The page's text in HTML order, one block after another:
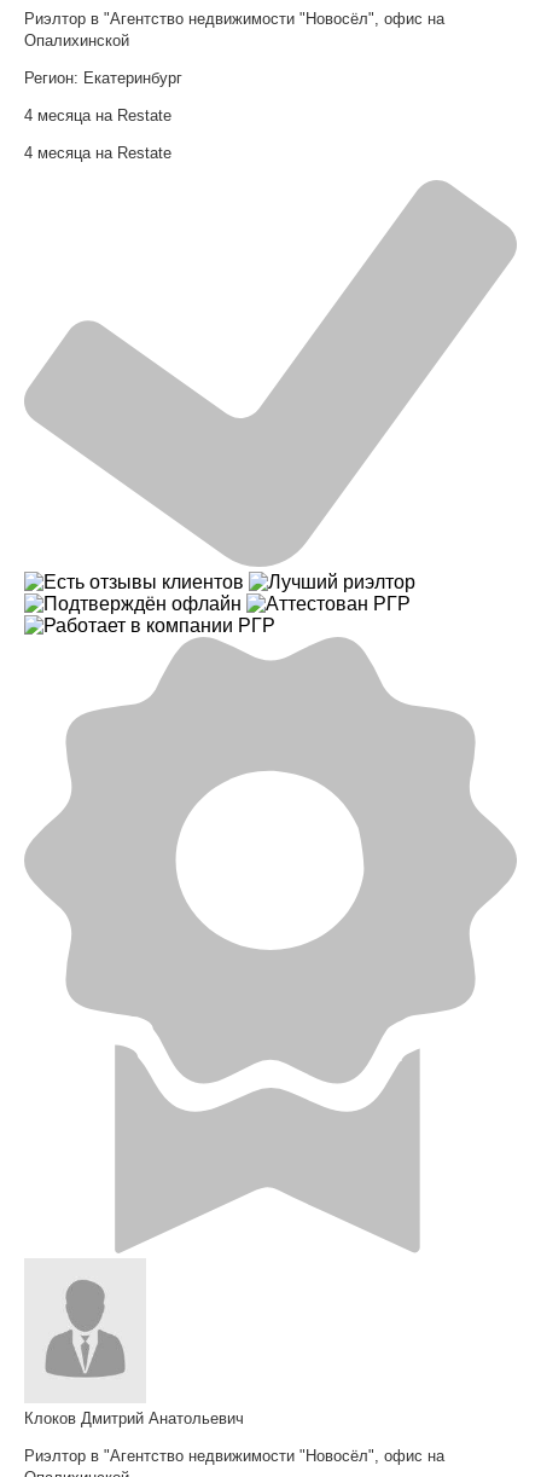
Риэлтор в "Агентство недвижимости "Новосёл", офис на
Опалихинской
Регион: Екатеринбург
4 месяца на Restate
4 месяца на Restate
Клоков Дмитрий Анатольевич
Риэлтор в "Агентство недвижимости "Новосёл", офис на